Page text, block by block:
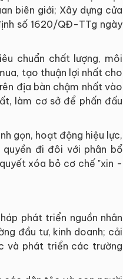
biên giới; Xây dựng cửa
số 1620/QĐ-TTg ngày
chuẩn chất lượng, môi
tạo thuận lợi nhất cho
địa bàn chậm nhất vào
làm cơ sở để phấn đấu
gọn, hoạt động hiệu lực,
quyền đi đôi với phân bổ
xóa bỏ cơ chế "xin -
phát triển nguồn nhân
đầu tư, kinh doanh; cải
và phát triển các trường